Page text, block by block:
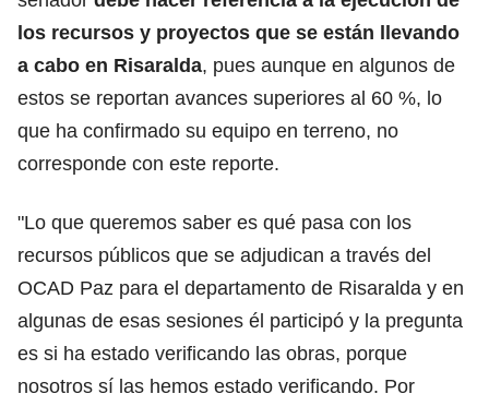
los recursos y proyectos que se están llevando
a cabo en Risaralda, pues aunque en algunos de
estos se reportan avances superiores al 60 %, lo
que ha confirmado su equipo en terreno, no
corresponde con este reporte.
"Lo que queremos saber es qué pasa con los
recursos públicos que se adjudican a través del
OCAD Paz para el departamento de Risaralda y en
algunas de esas sesiones él participó y la pregunta
es si ha estado verificando las obras, porque
nosotros sí las hemos estado verificando. Por